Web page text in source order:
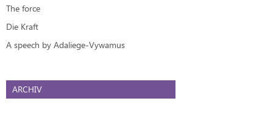
The force
Die Kraft
A speech by Adaliege-Vywamus
ARCHIV